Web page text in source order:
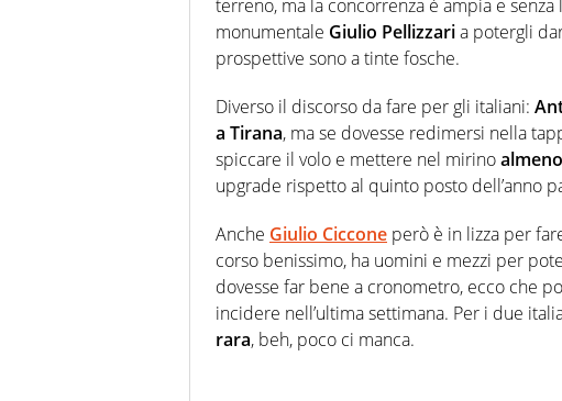
terreno, ma la concorrenza è ampia e senza
monumentale Giulio Pellizzaria potergli
prospettive sono a tinte fosche.
Diverso il discorso da fare per gli italiani:
a Tirana, ma se dovesse redimersi nella
spiccare il volo e mettere nel mirino
upgrade rispetto al quinto posto dell’anno
Anche Giulio Ciccone però è in lizza per
corso benissimo, ha uomini e mezzi per
dovesse far bene a cronometro, ecco che
incidere nell’ultima settimana. Per i due
rara, beh, poco ci manca.